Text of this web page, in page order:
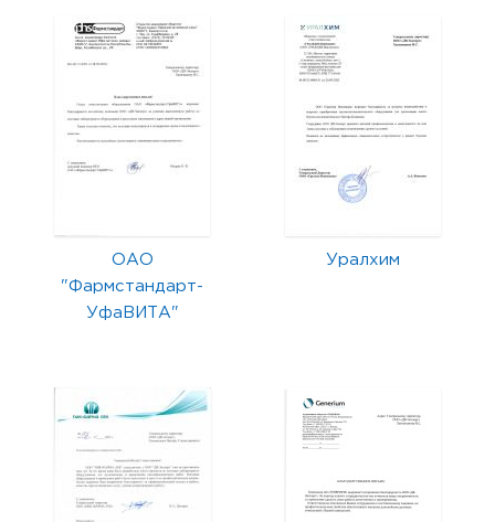
ОАО
"Фармстандарт-
УфаВИТА"
Уралхим